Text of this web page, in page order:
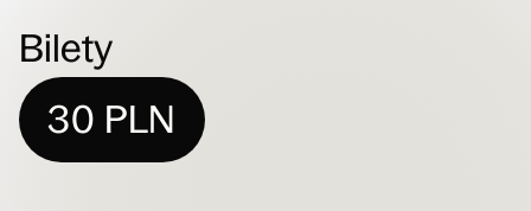
Bilety
30 PLN